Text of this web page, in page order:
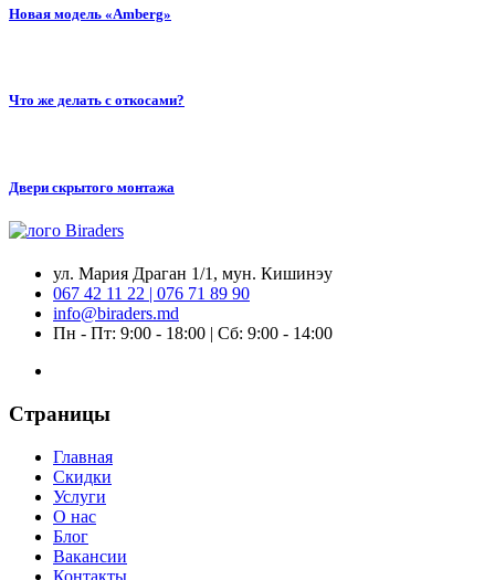
Новая модель «Amberg»
Что же делать с откосами?
Двери скрытого монтажа
ул. Мария Драган 1/1, мун. Кишинэу
067 42 11 22 | 076 71 89 90
info@biraders.md
Пн - Пт: 9:00 - 18:00 | Сб: 9:00 - 14:00
Страницы
Главная
Скидки
Услуги
О нас
Блог
Вакансии
Контакты